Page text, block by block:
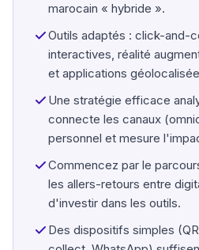
marocain « hybride ».
Outils adaptés : click-and-
interactives, réalité
et applications
Une stratégie efficace
connecte les canaux
personnel et mesure
Commencez par le
les allers-retours entre
d'investir dans les outils.
Des dispositifs simples